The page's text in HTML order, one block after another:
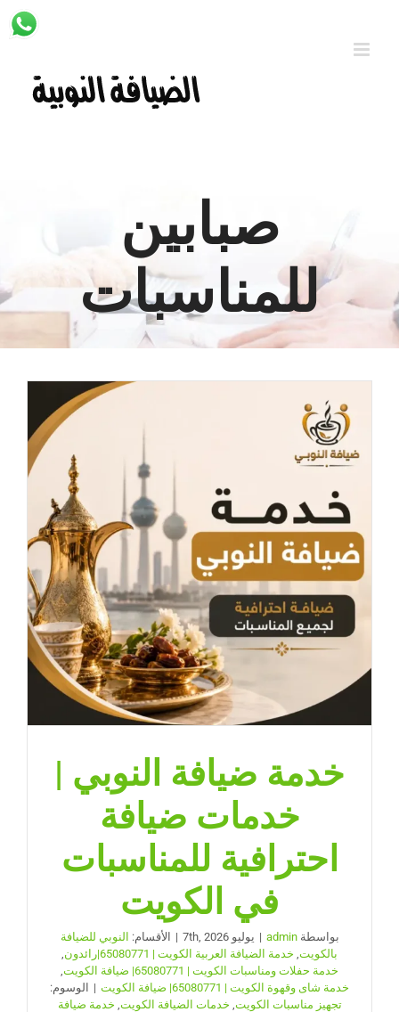
صبابين
للمناسبات
خدمة ضيافة النوبي |
خدمات ضيافة
احترافية للمناسبات
في الكويت
بواسطةadmin
| يوليو 7th, 2026 | الأقسام: النوبي للضيافة
بالكويت خدمة الضيافة العربية الكويت | 65080771|رائدون
خدمة حفلات ومناسبات الكويت | 65080771| ضيافة الكويت
خدمة شاى وقهوة الكويت | 65080771| ضيافة الكويت
|
الوسوم:
تجهيز مناسبات الكويت خدمات الضيافة الكويت خدمة ضيافة